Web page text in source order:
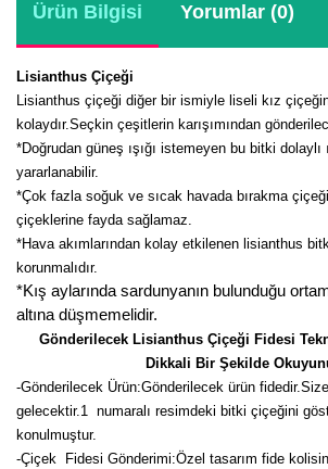
Ürün Bilgisi Yorumlar (0)
Lisianthus Çiçeği
Lisianthus çiçeği diğer bir ismiyle liseli kız
kolaydır.Seçkin çeşitlerin karışımından
*Doğrudan güneş ışığı istemeyen bu bitki dolaylı
yararlanabilir.
*Çok fazla soğuk ve sıcak havada bırakma
çiçeklerine fayda sağlamaz.
*Hava akımlarından kolay etkilenen lisianthus
korunmalıdır.
*Kış aylarında sardunyanın bulunduğu
altına düşmemelidir.
Gönderilecek Lisianthus Çiçeği Fidesi
Dikkali Bir Şekilde
-Gönderilecek Ürün:Gönderilecek ürün
gelecektir.1 numaralı resimdeki bitki çiçeğini
konulmuştur.
-Çiçek Fidesi Gönderimi:Özel tasarım fide